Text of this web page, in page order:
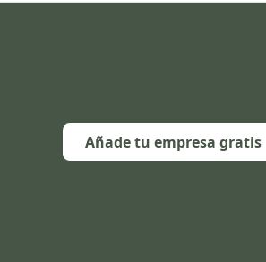
Añade tu empresa gratis